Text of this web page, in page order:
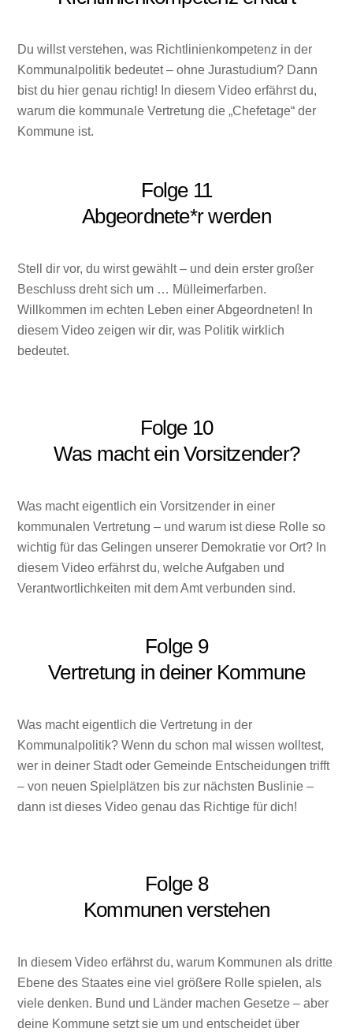
Du willst verstehen, was Richtlinienkompetenz in der
Kommunalpolitik bedeutet – ohne Jurastudium? Dann
bist du hier genau richtig! In diesem Video erfährst du,
warum die kommunale Vertretung die „Chefetage“ der
Kommune ist.
Folge 11
Abgeordnete*r werden
Stell dir vor, du wirst gewählt – und dein erster großer
Beschluss dreht sich um … Mülleimerfarben.
Willkommen im echten Leben einer Abgeordneten! In
diesem Video zeigen wir dir, was Politik wirklich
bedeutet.
Folge 10
Was macht ein Vorsitzender?
Was macht eigentlich ein Vorsitzender in einer
kommunalen Vertretung – und warum ist diese Rolle so
wichtig für das Gelingen unserer Demokratie vor Ort? In
diesem Video erfährst du, welche Aufgaben und
Verantwortlichkeiten mit dem Amt verbunden sind.
Folge 9
Vertretung in deiner Kommune
Was macht eigentlich die Vertretung in der
Kommunalpolitik? Wenn du schon mal wissen wolltest,
wer in deiner Stadt oder Gemeinde Entscheidungen trifft
– von neuen Spielplätzen bis zur nächsten Buslinie –
dann ist dieses Video genau das Richtige für dich!
Folge 8
Kommunen verstehen
In diesem Video erfährst du, warum Kommunen als dritte
Ebene des Staates eine viel größere Rolle spielen, als
viele denken. Bund und Länder machen Gesetze – aber
deine Kommune setzt sie um und entscheidet über